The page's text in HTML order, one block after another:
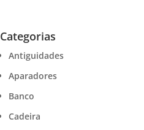
Categorias
Antiguidades
Aparadores
Banco
Cadeira